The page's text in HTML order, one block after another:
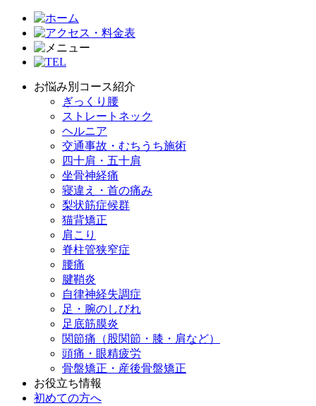
お悩み別コース紹介
ぎっくり腰
ストレートネック
ヘルニア
交通事故・むちうち施術
四十肩・五十肩
坐骨神経痛
寝違え・首の痛み
梨状筋症候群
猫背矯正
肩こり
脊柱管狭窄症
腰痛
腱鞘炎
自律神経失調症
足・腕のしびれ
足底筋膜炎
関節痛（股関節・膝・肩など）
頭痛・眼精疲労
骨盤矯正・産後骨盤矯正
お役立ち情報
初めての方へ